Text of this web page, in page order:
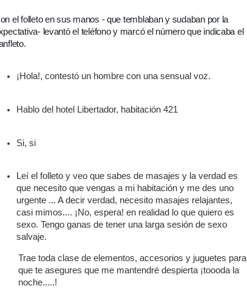
el folleto en sus manos - que temblaban y sudaban por la
levantó el teléfono y marcó el número que indicaba el
¡Hola!, contestó un hombre con una sensual voz.
Hablo del hotel Libertador, habitación 421
Si, si
Leí el folleto y veo que sabes de masajes y la verdad es
que necesito que vengas a mi habitación y me des uno
urgente ... A decir verdad, necesito masajes relajantes,
casi mimos.... ¡No, espera! en realidad lo que quiero es
sexo. Tengo ganas de tener una larga sesión de sexo
salvaje.
Trae toda clase de elementos, accesorios y juguetes para
que te asegures que me mantendré despierta ¡toooda la
noche.....!